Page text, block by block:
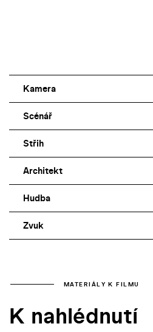
Kamera
Scénář
Střih
Architekt
Hudba
Zvuk
MATERIÁLY K FILMU
K nahlédnutí